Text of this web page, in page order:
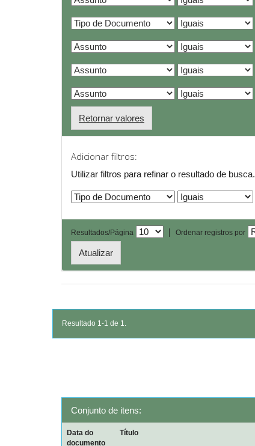
Retornar valores
Adicionar filtros:
Utilizar filtros para refinar o resultado de busca.
Resultados/Página | Ordenar registros por
Resultado 1-1 de 1.
Conjunto de itens:
Data do
documento
Título